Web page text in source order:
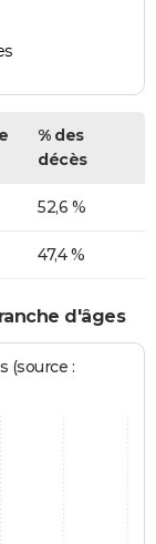
% des
décès
52,6 %
47,4 %
d'âges
(source :